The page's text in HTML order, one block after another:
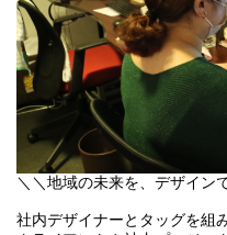
その中心に立ち、プロジェク
構想から実装、そして成果創
＼＼主な担当業務／／
● クライアントとの打ち合わ
● コンセプト立案・企画設計
● 事業・プロジェクト全体の進
将来的には、
行政案件の獲得や、収支を意
＼＼地域の未来を、デザイン
社内デザイナーとタッグを組み